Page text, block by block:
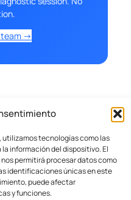
utilizamos tecnologías como las
información del dispositivo. El
permitirá procesar datos como
identificaciones únicas en este
puede afectar
y funciones.
team →